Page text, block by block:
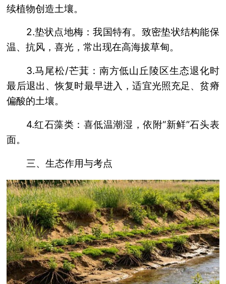
续植物创造土壤。
2.垫状点地梅：我国特有。致密垫状结构能保
温、抗风，喜光，常出现在高海拔草甸。
3.马尾松/芒萁：南方低山丘陵区生态退化时
最后退出、恢复时最早进入，适宜光照充足、贫瘠
偏酸的土壤。
4.红石藻类：喜低温潮湿，依附“新鲜”石头表
面。
三、生态作用与考点